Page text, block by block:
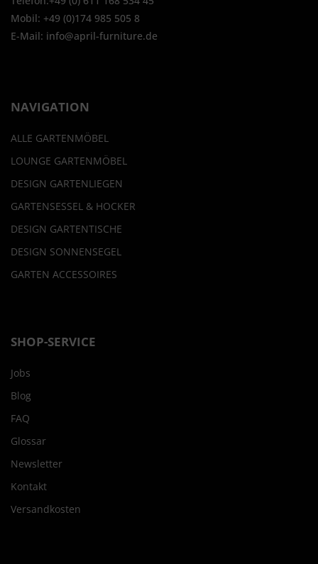
Mobil: +49 (0)174 985 505 8
E-Mail: info@april-furniture.de
NAVIGATION
ALLE GARTENMÖBEL
LOUNGE GARTENMÖBEL
DESIGN GARTENLIEGEN
GARTENSESSEL & HOCKER
DESIGN GARTENTISCHE
DESIGN SONNENSEGEL
GARTEN ACCESSOIRES
SHOP-SERVICE
Jobs
Blog
FAQ
Glossar
Newsletter
Kontakt
Versandkosten
Messung der Performance von Inhalten
Analyse von Zielgruppen durch Statistiken oder Kombinationen
von Daten aus verschiedenen Quellen
Verwendung genauer Standortdaten
Endgeräteeigenschaften zur Identifikation aktiv abfragen